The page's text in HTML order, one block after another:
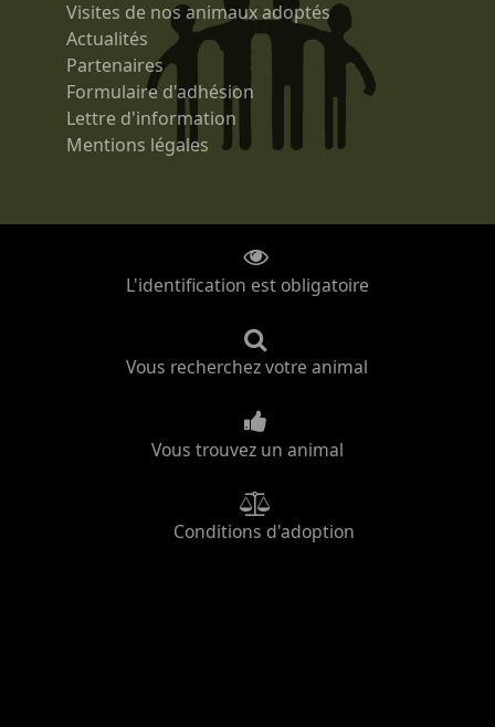
Visites de nos animaux adoptés
Actualités
Partenaires
Formulaire d'adhésion
Lettre d'information
Mentions légales
L'identification est obligatoire
Vous recherchez votre animal
Vous trouvez un animal
Conditions d'adoption